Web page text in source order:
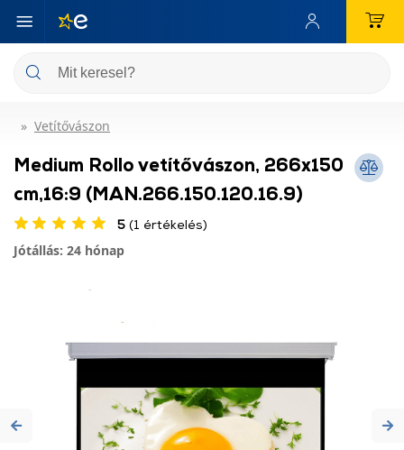
Vetítővászon
Medium Rollo vetítővászon, 266x150
cm,16:9 (MAN.266.150.120.16.9)
5 (1 értékelés)
Jótállás: 24 hónap
Previous